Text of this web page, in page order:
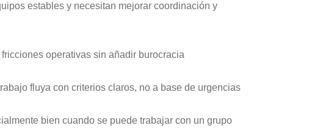
estables y necesitan mejorar coordinación y
operativas sin añadir burocracia
fluya con criterios claros, no a base de urgencias
bien cuando se puede trabajar con un grupo